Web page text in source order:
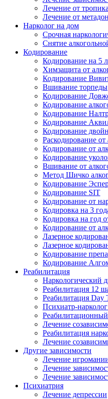
Лечение от
Лечение от
Нарколог на дом
Срочная
Снятие
Кодирование
Кодирование на 5
Химзащита от
Кодирование
Вшивание торпеды
Кодирование
Кодирование
Кодирование
Кодирование
Кодирование
Раскодирование
Кодирование от
Кодирование
Вшивание от
Метод Шичко
Кодирование
Кодирование SIT
Кодирование от
Кодировка на 3
Кодировка на год
Кодирование от
Лазерное
Лазерное
Кодирование
Кодирование
Реабилитация
Наркологический
Реабилитация 12
Реабилитация Day
Психиатр-
Реабилитационный
Лечение
Реабилитация
Лечение
Другие зависимости
Лечение
Лечение
Лечение
Психиатрия
Лечение депрессии